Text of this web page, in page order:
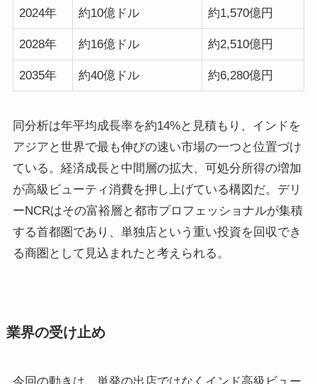
2024年 約10億ドル 約1,570億円
2028年 約16億ドル 約2,510億円
2035年 約40億ドル 約6,280億円
同分析は年平均成長率を約14%と見積もり、インドを
アジアと世界で最も伸びの速い市場の一つと位置づけ
ている。経済成長と中間層の拡大、可処分所得の増加
が高級ビューティ消費を押し上げている構図だ。デリ
ーNCRはその富裕層と都市プロフェッショナルが集積
する首都圏であり、単独店という重い投資を回収でき
る商圏として見込まれたと考えられる。
業界の受け止め
今回の動きは、単発の出店ではなくインド高級ビュー